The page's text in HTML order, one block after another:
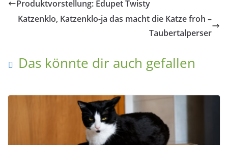
Produktvorstellung: Edupet Twisty
Katzenklo, Katzenklo-ja das macht die Katze froh –
Taubertalperser
Das könnte dir auch gefallen